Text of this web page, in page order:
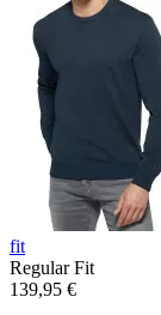
fit
Regular Fit
139,95 €